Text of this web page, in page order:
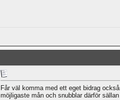
Får väl komma med ett eget bidrag
möjligaste mån och snubblar därför